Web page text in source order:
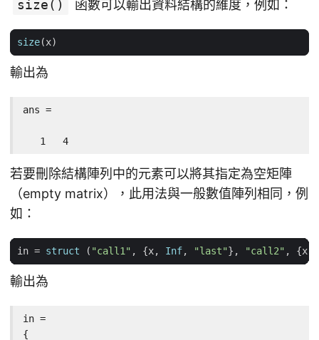
size() 函數可以輸出資料結構的維度，例如：
size(x)
輸出為
ans =
   1   4
若要刪除結構陣列中的元素可以將其指定為空矩陣
（empty matrix），此用法與一般數值陣列相同，例
如：
in = struct ( "call1" , {x, Inf, "last"}, "call2" , {x
輸出為
in =
{